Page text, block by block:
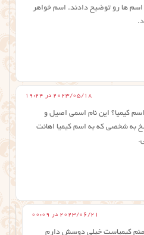
اسم ها رو توضیح دادند. اسم خواهر
2023/05/18 در 19:24
کیمیا؟ این نام اسمی اصیل و
به شخصی که به اسم کیمیا اهانت
2023/06/21 در 00:09
کیمیاست خیلی دوسش دارم